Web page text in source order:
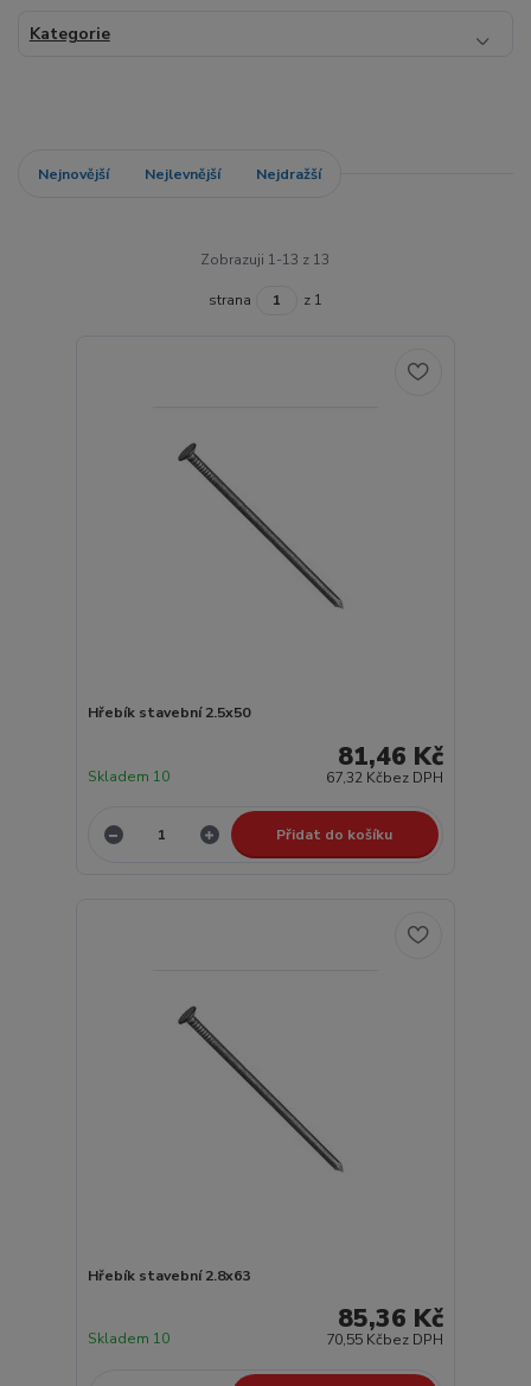
Kategorie
Nejnovější Nejlevnější Nejdražší
Zobrazuji 1-13 z 13
strana z 1
Hřebík stavební 2.5x50
81,46 Kč
67,32 Kčbez DPH
Skladem 10
Přidat do košíku
Hřebík stavební 2.8x63
85,36 Kč
70,55 Kčbez DPH
Skladem 10